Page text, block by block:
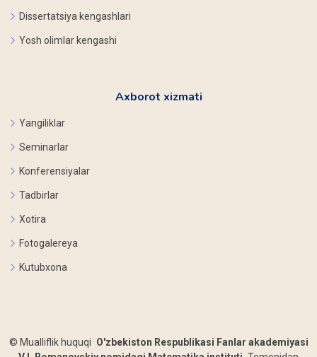
Dissertatsiya kengashlari
Yosh olimlar kengashi
Axborot xizmati
Yangiliklar
Seminarlar
Konferensiyalar
Tadbirlar
Xotira
Fotogalereya
Kutubxona
© Mualliflik huquqi O'zbekiston Respublikasi Fanlar akademiyasi